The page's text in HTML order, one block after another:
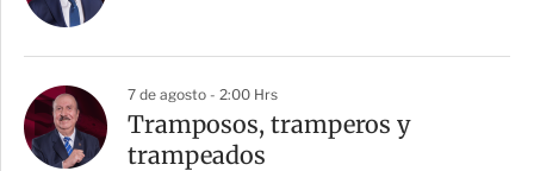
7 de agosto - 2:00 Hrs
Tramposos, tramperos y
trampeados